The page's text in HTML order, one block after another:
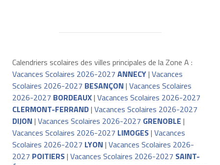
Calendriers scolaires des villes principales de la Zone A :
Vacances Scolaires 2026-2027 ANNECY| Vacances
Scolaires 2026-2027 BESANÇON | Vacances Scolaires
2026-2027 BORDEAUX| Vacances Scolaires 2026-2027
CLERMONT-FERRAND| Vacances Scolaires 2026-2027
DIJON | Vacances Scolaires 2026-2027 GRENOBLE |
Vacances Scolaires 2026-2027 LIMOGES| Vacances
Scolaires 2026-2027 LYON | Vacances Scolaires 2026-
2027 POITIERS| Vacances Scolaires 2026-2027 SAINT-